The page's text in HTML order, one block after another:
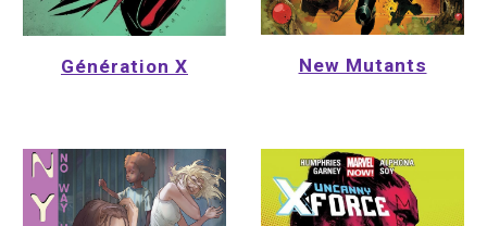
Génération X New Mutants